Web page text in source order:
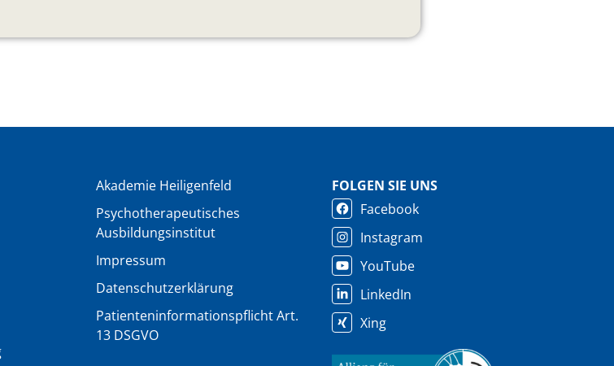
Akademie Heiligenfeld
Psychotherapeutisches
Ausbildungsinstitut
Impressum
Datenschutzerklärung
Patienteninformationspflicht Art.
13 DSGVO
FOLGEN SIE UNS
Facebook
Instagram
YouTube
LinkedIn
Xing